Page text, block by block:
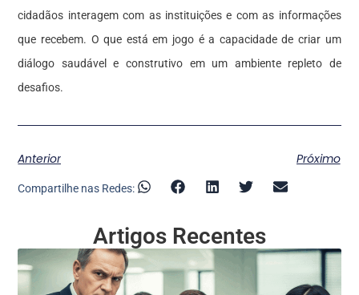
cidadãos interagem com as instituições e com as informações
que recebem. O que está em jogo é a capacidade de criar um
diálogo saudável e construtivo em um ambiente repleto de
desafios.
Anterior Próximo
Compartilhe nas Redes:
Artigos Recentes